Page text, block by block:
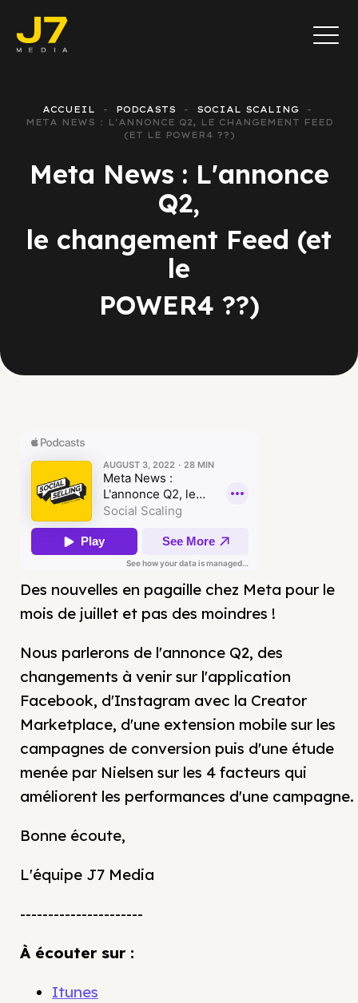
ACCUEIL PODCASTS
SOCIAL SCALING
META NEWS : L'ANNONCE Q2, LE CHANGEMENT FEED
(ET LE POWER4 ??)
Meta News : L'annonce
Q2,
le changement Feed (et
le
POWER4 ??)
Des nouvelles en pagaille chez Meta pour le
mois de juillet et pas des moindres !
Nous parlerons de l'annonce Q2, des
changements à venir sur l'application
Facebook, d'Instagram avec la Creator
Marketplace, d'une extension mobile sur les
campagnes de conversion puis d'une étude
menée par Nielsen sur les 4 facteurs qui
améliorent les performances d'une campagne.
Bonne écoute,
L'équipe J7 Media
----------------------
À écouter sur :
Itunes